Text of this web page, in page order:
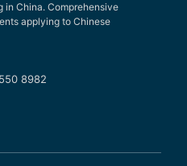
in China. Comprehensive
applying to Chinese
8982